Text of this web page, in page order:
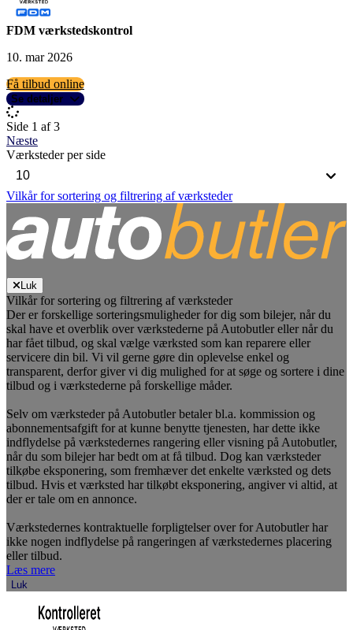
FDM værkstedskontrol
10. mar 2026
Få tilbud online
Se detaljer
Side 1 af 3
Næste
Værksteder per side
Vilkår for sortering og filtrering af værksteder
Luk
Vilkår for sortering og filtrering af værksteder
Der er forskellige sorteringsmuligheder for dig som bilejer, når du
skal have et overblik over værkstederne på Autobutler eller når du
har fået tilbud, og skal vælge værksted som kan reparere eller
servicere din bil. Vi vil gerne gøre din oplevelse enkel og
transparent, derfor giver vi dig mulighed for at søge og sortere i dine
tilbud og i værkstederne på forskellige måder.
Selv om værksteder på Autobutler betaler bl.a. kommission og
abonnementsafgift for at kunne benytte tjenesten, har dette ikke
indflydelse på værkstedernes rangering eller visning på Autobutler,
når du som bilejer har bedt om at få tilbud. Dog kan værksteder
tilkøbe eksponering, som fremhæver det enkelte værksted og dets
tilbud. Hvis et værksted har tilkøbt eksponering, angiver vi altid, at
der er tale om en annonce.
Værkstedernes kontraktuelle forpligtelser over for Autobutler har
ikke nogen indflydelse på rangeringen af værkstedernes placering
eller tilbud.
Læs mere
Luk